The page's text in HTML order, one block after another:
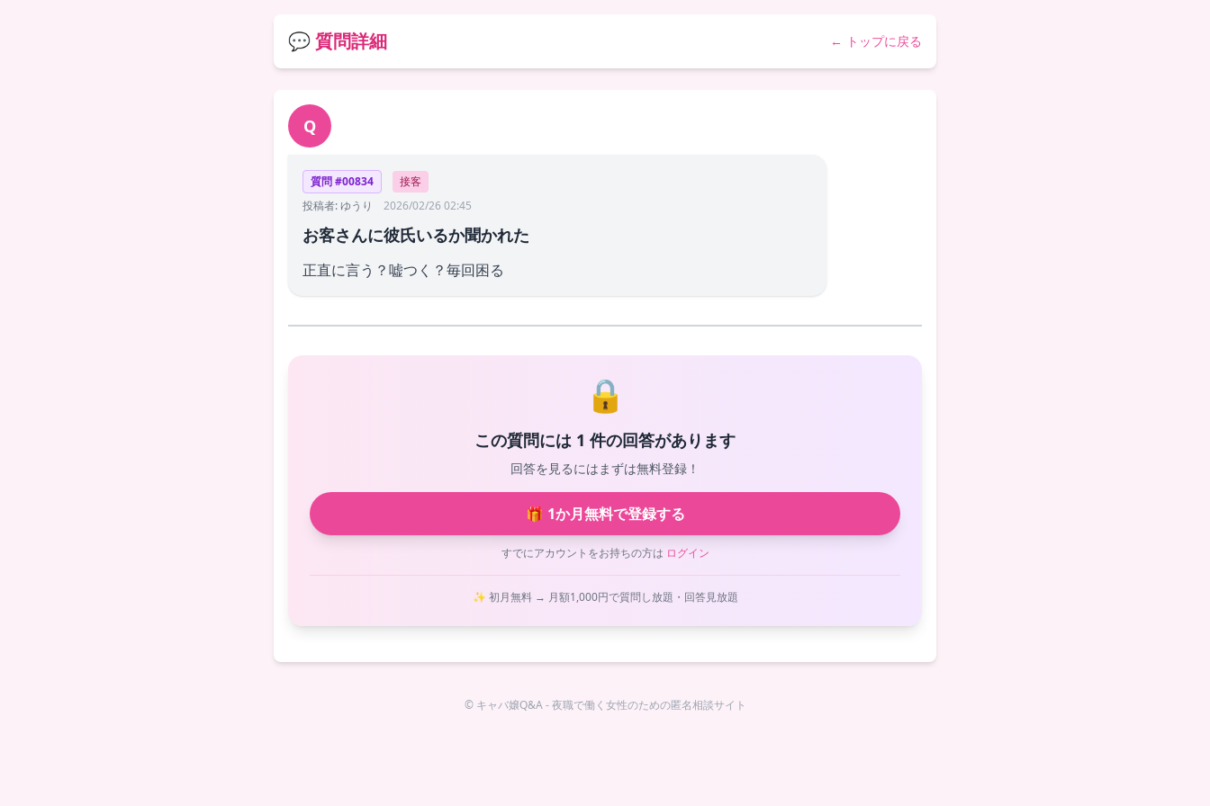
💬 質問詳細 ← トップに戻る
Q
質問 #00834
接客
投稿者: ゆうり
2026/02/26 02:45
お客さんに彼氏いるか聞かれた
正直に言う？嘘つく？毎回困る
🔒
この質問には 1 件の回答があります
回答を見るにはまずは無料登録！
🎁 1か月無料で登録する
すでにアカウントをお持ちの方は ログイン
✨ 初月無料 → 月額1,000円で質問し放題・回答見放題
© キャバ嬢Q&A - 夜職で働く女性のための匿名相談サイト